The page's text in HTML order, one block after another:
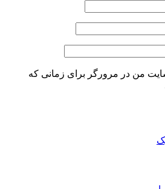
من در مرورگر برای زمانی که